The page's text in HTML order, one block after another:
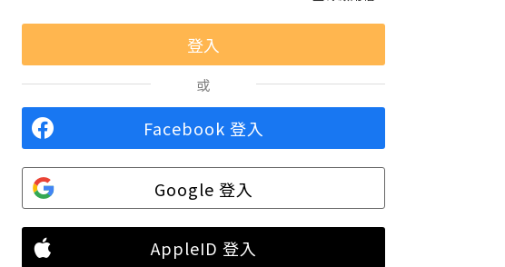
或
Facebook 登入
Google 登入
AppleID 登入